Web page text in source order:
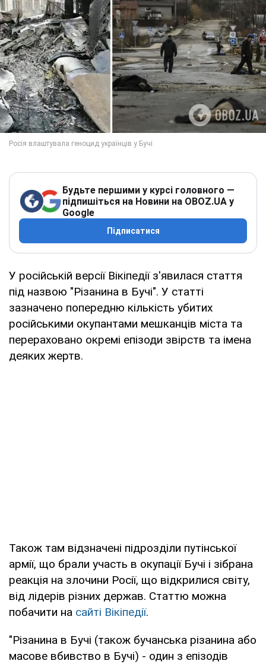
Будьте першими у курсі головного —
підпишіться на Новини на OBOZ.UA у
Google
Підписатися
У російській версії Вікіпедії з'явилася стаття
під назвою "Різанина в Бучі". У статті
зазначено попередню кількість убитих
російськими окупантами мешканців міста та
перераховано окремі епізоди звірств та імена
деяких жертв.
Також там відзначені підрозділи путінської
армії, що брали участь в окупації Бучі і зібрана
реакція на злочини Росії, що відкрилися світу,
від лідерів різних держав. Статтю можна
побачити на сайті Вікіпедії.
"Різанина в Бучі (також бучанська різанина або
масове вбивство в Бучі) - один з епізодів